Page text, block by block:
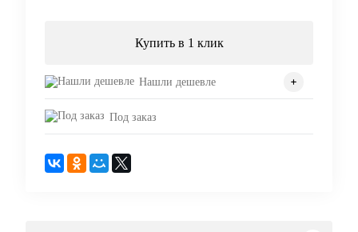
Купить в 1 клик
Нашли дешевле
Под заказ